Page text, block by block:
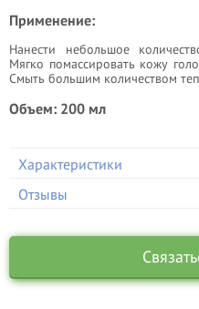
Применение:
Нанести небольшое
Мягко помассировать кожу
Смыть большим количеством
Объем: 200 мл
Характеристики
Отзывы